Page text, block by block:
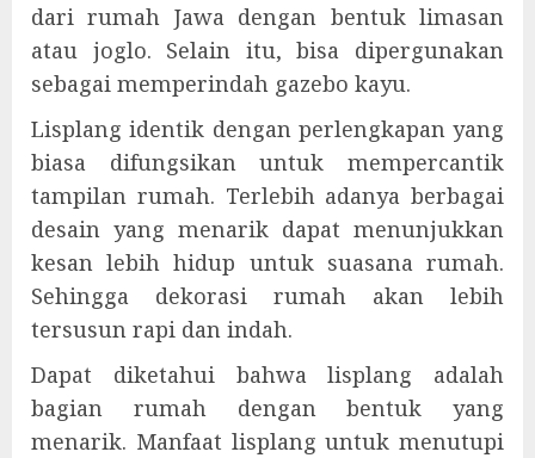
dari rumah Jawa dengan bentuk limasan
atau joglo. Selain itu, bisa dipergunakan
sebagai memperindah gazebo kayu.
Lisplang identik dengan perlengkapan yang
biasa difungsikan untuk mempercantik
tampilan rumah. Terlebih adanya berbagai
desain yang menarik dapat menunjukkan
kesan lebih hidup untuk suasana rumah.
Sehingga dekorasi rumah akan lebih
tersusun rapi dan indah.
Dapat diketahui bahwa lisplang adalah
bagian rumah dengan bentuk yang
menarik. Manfaat lisplang untuk menutupi